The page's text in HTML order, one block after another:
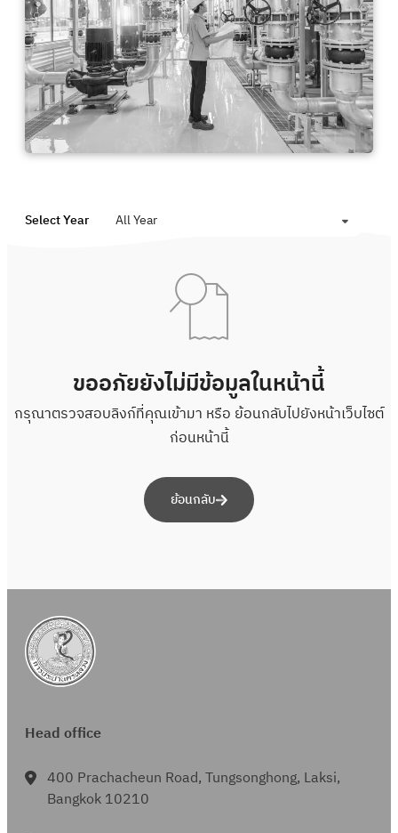
Select Year All Year
ขออภัยยังไม่มีข้อมูลในหน้านี้
กรุณาตรวจสอบลิงก์ที่คุณเข้ามา หรือ ย้อนกลับไปยังหน้าเว็บไซต์
ก่อนหน้านี้
ย้อนกลับ
Head office
400 Prachacheun Road, Tungsonghong, Laksi,
Bangkok 10210